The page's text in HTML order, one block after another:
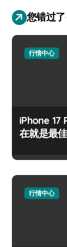
您错过了
行情中心
iPhone 17
在就是最
行情中心